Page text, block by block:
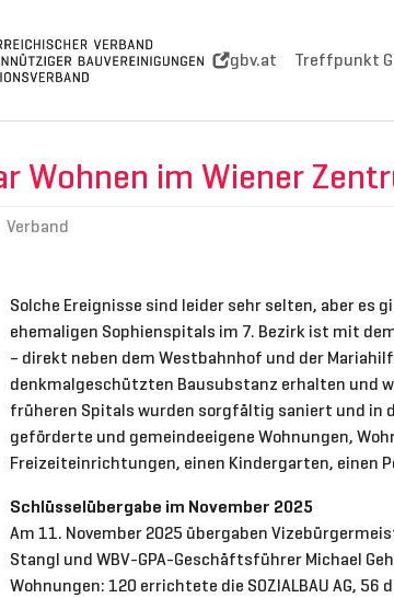
gbv.at Treffpunkt
Wohnen im Wiener
Verband
Solche Ereignisse sind leider sehr selten, aber es
ehemaligen Sophienspitals im 7. Bezirk ist mit
– direkt neben dem Westbahnhof und der
denkmalgeschützten Bausubstanz erhalten und
früheren Spitals wurden sorgfältig saniert und in
geförderte und gemeindeeigene Wohnungen,
Freizeiteinrichtungen, einen Kindergarten, einen
Schlüsselübergabe im November 2025
Am 11. November 2025 übergaben
Stangl und WBV-GPA-Geschäftsführer Michael
Wohnungen: 120 errichtete die SOZIALBAU AG,